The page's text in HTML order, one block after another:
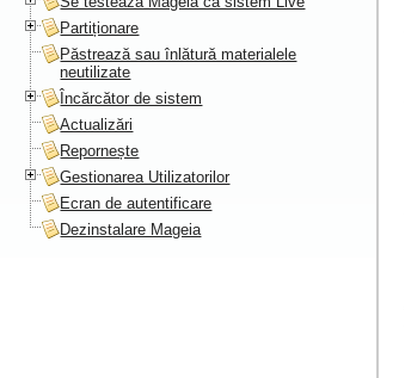
Partiționare
Păstrează sau înlătură materialele
neutilizate
Încărcător de sistem
Actualizări
Repornește
Gestionarea Utilizatorilor
Ecran de autentificare
Dezinstalare Mageia